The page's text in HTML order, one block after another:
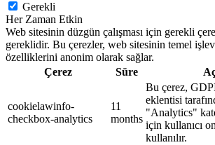
Gerekli
Her Zaman Etkin
Web sitesinin düzgün çalışması için gerekli
gereklidir. Bu çerezler, web sitesinin temel
özelliklerini anonim olarak sağlar.
Çerez
Süre
cookielawinfo-
checkbox-analytics
11
months
Bu çerez,
eklentisi
"Analytics"
için kullanıcı
kullanılır.